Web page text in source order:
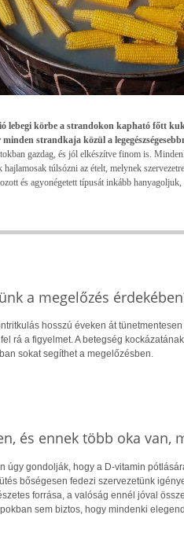
lebegi körbe a strandokon kapható főtt
strandkaja közül a
gazdag, és jól elkészítve finom is.
túlsózni az ételt, melynek
és agyonégetett típusát inkább
a megelőzés
hosszú éveken át
rá a figyelmet. A betegség
sokat segíthet a megelőzésben.
és ennek több oka van,
úgy gondolják, hogy a D-vitamin
bőségesen fedezi szervezetünk
forrása, a valóság ennél jóval
sem biztos, hogy mindenki